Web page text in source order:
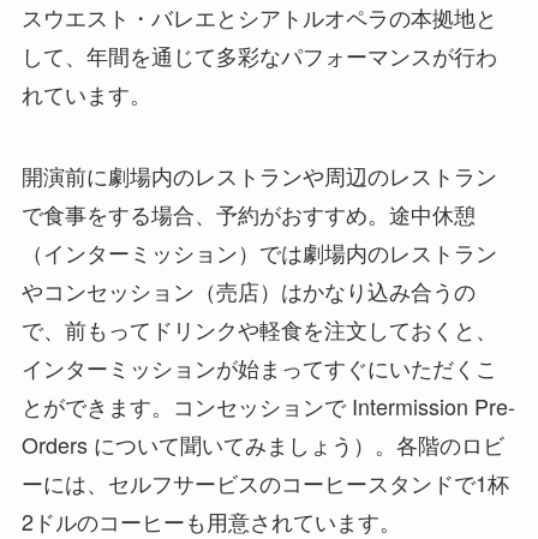
スウエスト・バレエとシアトルオペラの本拠地と
して、年間を通じて多彩なパフォーマンスが行わ
れています。
開演前に劇場内のレストランや周辺のレストラン
で食事をする場合、予約がおすすめ。途中休憩
（インターミッション）では劇場内のレストラン
やコンセッション（売店）はかなり込み合うの
で、前もってドリンクや軽食を注文しておくと、
インターミッションが始まってすぐにいただくこ
とができます。コンセッションで Intermission Pre-
Orders について聞いてみましょう）。各階のロビ
ーには、セルフサービスのコーヒースタンドで1杯
2ドルのコーヒーも用意されています。